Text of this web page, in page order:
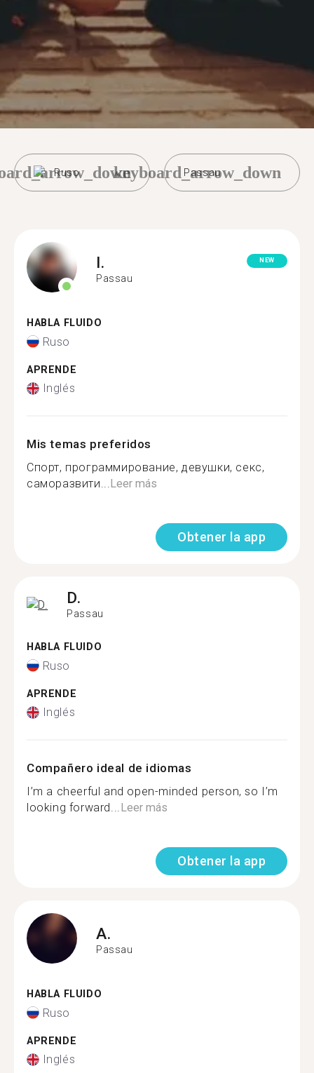
Ruso Passau
keyboard_arrow_down
I.
Passau
NEW
HABLA FLUIDO
Ruso
APRENDE
Inglés
Mis temas preferidos
Спорт, программирование, девушки, секс,
саморазвити...Leer más
Obtener la app
D.
Passau
HABLA FLUIDO
Ruso
APRENDE
Inglés
Compañero ideal de idiomas
I’m a cheerful and open-minded person, so I’m
looking forward...Leer más
Obtener la app
A.
Passau
HABLA FLUIDO
Ruso
APRENDE
Inglés